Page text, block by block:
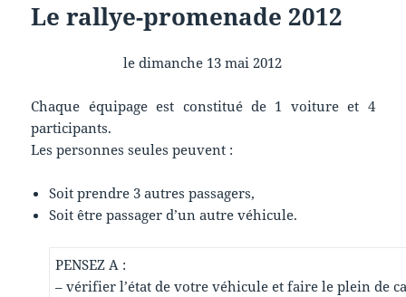
Le rallye-promenade 2012
le dimanche 13 mai 2012
Chaque équipage est constitué de 1 voiture et 4
participants.
Les personnes seules peuvent :
Soit prendre 3 autres passagers,
Soit être passager d’un autre véhicule.
PENSEZ A :
– vérifier l’état de votre véhicule et faire le plein de